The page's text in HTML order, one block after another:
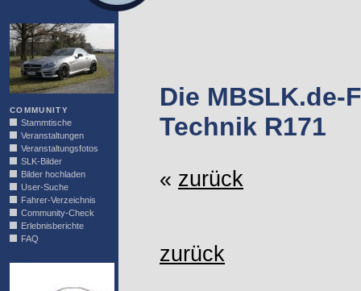
COMMUNITY
Stammtische
Veranstaltungen
Veranstaltungsfotos
SLK-Bilder
Bilder hochladen
User-Suche
Fahrer-Verzeichnis
Community-Check
Erlebnisberichte
FAQ
Die MBSLK.de-
Technik R171
« zurück
zurück